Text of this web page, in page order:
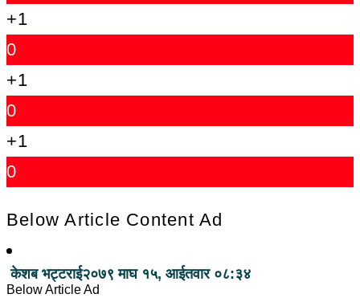
+1
0
+1
0
+1
0
Below Article Content Ad
केशब भट्टराई२०७९ माघ १५, आईतवार ०८:३४
Below Article Ad